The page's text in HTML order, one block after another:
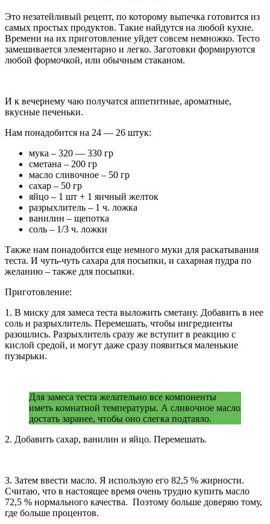
Это незатейливый рецепт, по которому выпечка готовится из
самых простых продуктов. Такие найдутся на любой кухне.
Времени на их приготовление уйдет совсем немножко. Тесто
замешивается элементарно и легко. Заготовки формируются
любой формочкой, или обычным стаканом.
И к вечернему чаю получатся аппетитные, ароматные,
вкусные печеньки.
Нам понадобится на 24 — 26 штук:
мука – 320 — 330 гр
сметана – 200 гр
масло сливочное – 50 гр
сахар – 50 гр
яйцо – 1 шт + 1 яичный желток
разрыхлитель – 1 ч. ложка
ванилин – щепотка
соль – 1/3 ч. ложки
Также нам понадобится еще немного муки для раскатывания
теста. И чуть-чуть сахара для посыпки, и сахарная пудра по
желанию – также для посыпки.
Приготовление:
1. В миску для замеса теста выложить сметану. Добавить в нее
соль и разрыхлитель. Перемешать, чтобы ингредиенты
разошлись. Разрыхлитель сразу же вступит в реакцию с
кислой средой, и могут даже сразу появиться маленькие
пузырьки.
Для замеса теста желательно все компоненты
иметь комнатной температуры. А сливочное масло
достать заранее, чтобы оно слегка подтаяло.
2. Добавить сахар, ванилин и яйцо. Перемешать.
3. Затем ввести масло. Я использую его 82,5 % жирности.
Считаю, что в настоящее время очень трудно купить масло
72,5 % нормального качества. Поэтому больше доверяю тому,
где больше процентов.